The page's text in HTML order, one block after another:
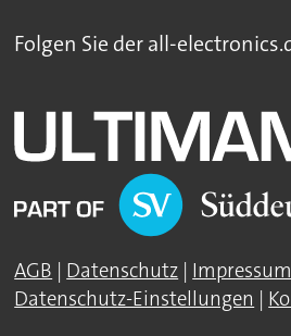
Folgen Sie der all-
AGB | Datenschutz | Impressum
Datenschutz-Einstellungen |